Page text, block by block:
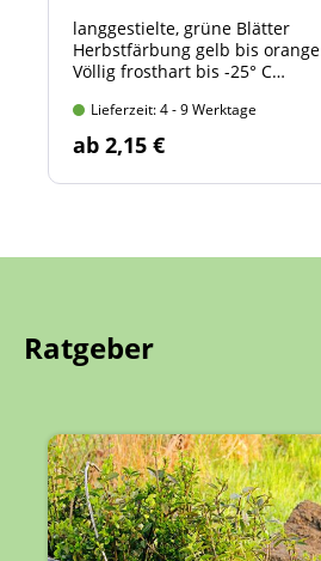
langgestielte, grüne Blätter
Herbstfärbung gelb bis orange
Völlig frosthart bis -25° C
Lieferzeit: 4 - 9 Werktage
ab 2,15 €
Ratgeber